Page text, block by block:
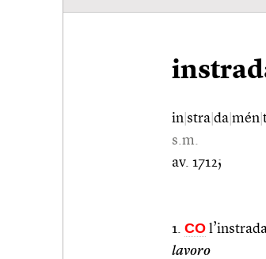
in stra da mén
s.m.
av. 1712;
1. CO
lavoro